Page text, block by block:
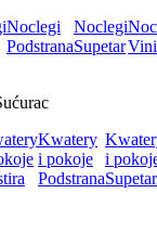
Noclegi
Podstrana
Noclegi
Supetar
Kwatery
i pokoje
Podstrana
i
Supetar